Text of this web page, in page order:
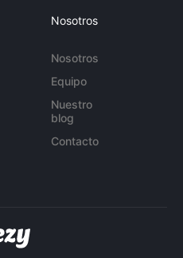
Nosotros
Nosotros
Equipo
Nuestro
blog
Contacto